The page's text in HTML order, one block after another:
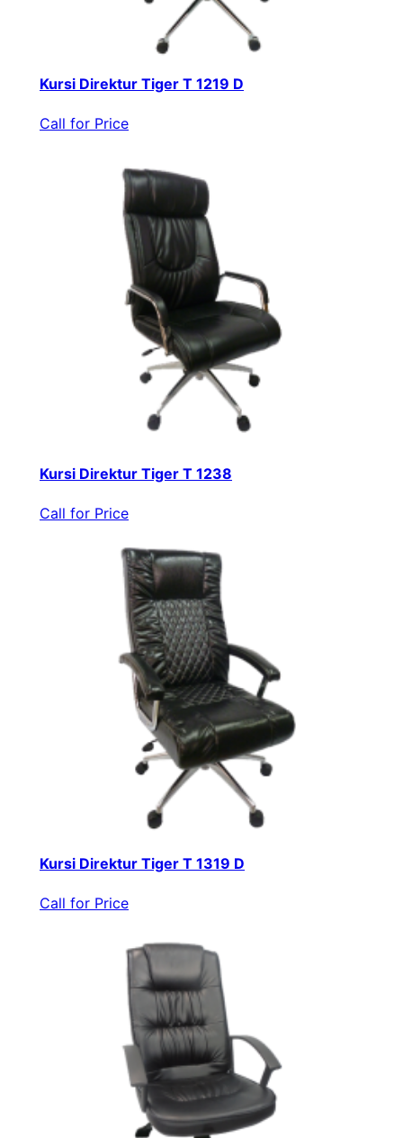
Kursi Direktur Tiger T 1219 D
Call for Price
Kursi Direktur Tiger T 1238
Call for Price
Kursi Direktur Tiger T 1319 D
Call for Price